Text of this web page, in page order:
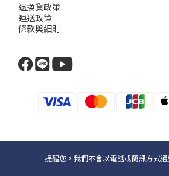
退換貨政策
運送政策
條款與細則
提醒您，我們不會以電話或簡訊方式